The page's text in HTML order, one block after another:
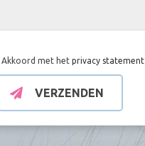
Akkoord met het privacy statement
VERZENDEN